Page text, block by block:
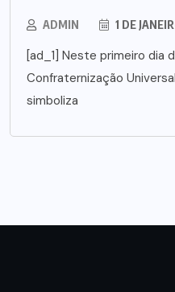
ADMIN 1 DE
[ad_1] Neste primeiro dia
Confraternização
simboliza